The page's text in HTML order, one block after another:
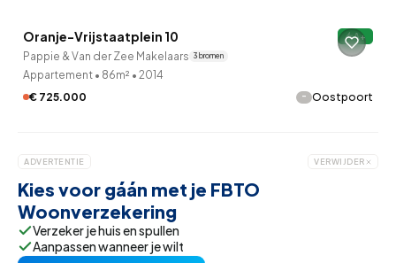
Oranje-Vrijstaatplein 10 A+
Pappie & Van der Zee Makelaars 3 bronnen
Appartement • 86m² • 2014
€ 725.000
- Oostpoort
ADVERTENTIE VERWIJDER
Kies voor gáán met je FBTO
Woonverzekering
Verzeker je huis en spullen
Aanpassen wanneer je wilt